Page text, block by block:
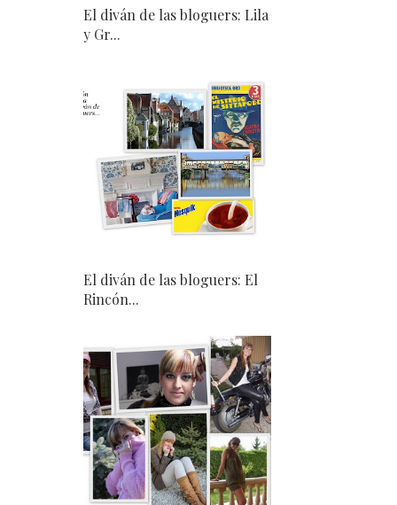
El diván de las bloguers: Lila
y Gr...
El diván de las bloguers: El
Rincón...